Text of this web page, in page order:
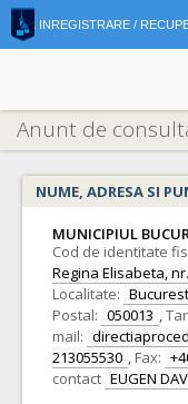
INREGISTRARE /
Anunt de
NUME, ADRESA SI
MUNICIPIUL
Cod de identitate
Regina Elisabeta,
Localitate:
Postal: 050013 ,
mail:
213055530 , Fax:
contact EUGEN